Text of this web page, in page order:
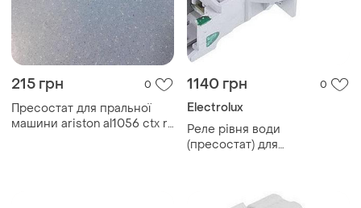
215 грн 0
Пресостат для пральної
машини ariston al1056 ctx r
1140 грн 0
Electrolux
Реле рівня води
(пресостат) для